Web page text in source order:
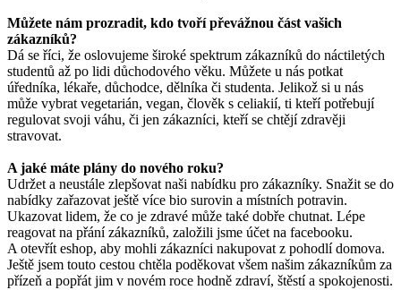
Můžete nám prozradit, kdo tvoří převážnou část vašich
zákazníků?
Dá se říci, že oslovujeme široké spektrum zákazníků do náctiletých
studentů až po lidi důchodového věku. Můžete u nás potkat
úředníka, lékaře, důchodce, dělníka či studenta. Jelikož si u nás
může vybrat vegetarián, vegan, člověk s celiakií, ti kteří potřebují
regulovat svoji váhu, či jen zákazníci, kteří se chtějí zdravěji
stravovat.
A jaké máte plány do nového roku?
Udržet a neustále zlepšovat naši nabídku pro zákazníky. Snažit se do
nabídky zařazovat ještě více bio surovin a místních potravin.
Ukazovat lidem, že co je zdravé může také dobře chutnat. Lépe
reagovat na přání zákazníků, založili jsme účet na facebooku.
A otevřít eshop, aby mohli zákazníci nakupovat z pohodlí domova.
Ještě jsem touto cestou chtěla poděkovat všem našim zákazníkům za
přízeň a popřát jim v novém roce hodně zdraví, štěstí a spokojenosti.